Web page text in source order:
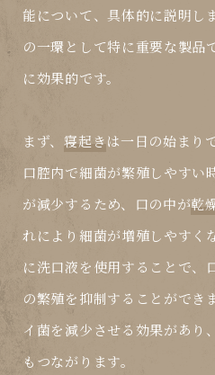
能について、具体的に説明し
の一環として特に重要な製品
に効果的です。
まず、寝起きは一日の始まり
口腔内で細菌が繁殖しやすい
が減少するため、口の中が乾
れにより細菌が増殖しやすく
に洗口液を使用することで、
の繁殖を抑制することができ
イ菌を減少させる効果があり
もつながります。